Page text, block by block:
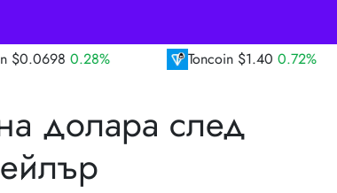
Toncoin $1.40 0.72% TRON $0.33
долара след